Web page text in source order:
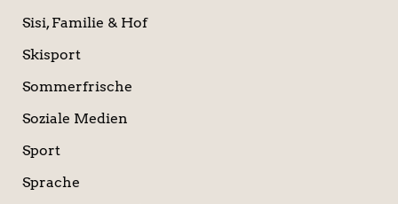
Sisi, Familie & Hof
Skisport
Sommerfrische
Soziale Medien
Sport
Sprache